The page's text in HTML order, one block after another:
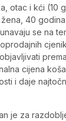
otac i kći (10
40 godina
se na
cijena
i daje
je za